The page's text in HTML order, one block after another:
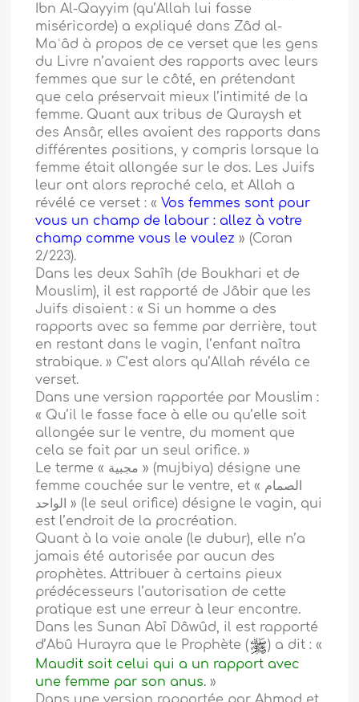
Ibn Al-Qayyim (qu’Allah lui fasse
miséricorde) a expliqué dans Zâd al-
Maʿâd à propos de ce verset que les gens
du Livre n’avaient des rapports avec leurs
femmes que sur le côté, en prétendant
que cela préservait mieux l’intimité de la
femme. Quant aux tribus de Quraysh et
des Ansâr, elles avaient des rapports dans
différentes positions, y compris lorsque la
femme était allongée sur le dos. Les Juifs
leur ont alors reproché cela, et Allah a
révélé ce verset : «Vos femmes sont pour
vous un champ de labour : allez à votre
champ comme vous le voulez » (Coran
2/223).
Dans les deux Sahîh (de Boukhari et de
Mouslim), il est rapporté de Jâbir que les
Juifs disaient : « Si un homme a des
rapports avec sa femme par derrière, tout
en restant dans le vagin, l’enfant naîtra
strabique. » C’est alors qu’Allah révéla ce
verset.
Dans une version rapportée par Mouslim :
« Qu’il le fasse face à elle ou qu’elle soit
allongée sur le ventre, du moment que
cela se fait par un seul orifice. »
Le terme « مجبية » (mujbiya) désigne une
femme couchée sur le ventre, et « الصمام
الواحد » (le seul orifice) désigne le vagin, qui
est l’endroit de la procréation.
Quant à la voie anale (le dubur), elle n’a
jamais été autorisée par aucun des
prophètes. Attribuer à certains pieux
prédécesseurs l’autorisation de cette
pratique est une erreur à leur encontre.
Dans les Sunan Abî Dâwûd, il est rapporté
d’Abû Hurayra que le Prophète (
) a dit : «
Maudit soit celui qui a un rapport avec
une femme par son anus. »